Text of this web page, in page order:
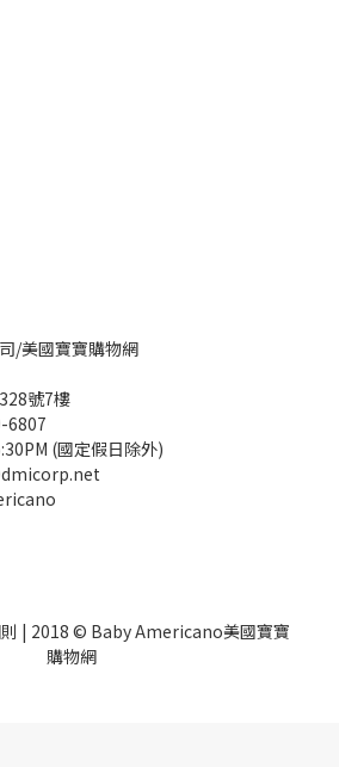
/美國寶寶購物網
號7樓
6807
(國定假日除外)
| 2018 © Baby Americano美國寶寶
購物網